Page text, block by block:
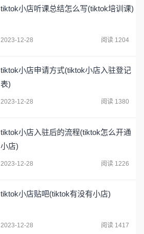
tiktok小店听课总结怎么写(tiktok培训课)
2023-12-28 阅读 1204
tiktok小店申请方式(tiktok小店入驻登记
表)
2023-12-28 阅读 1380
tiktok小店入驻后的流程(tiktok怎么开通
小店)
2023-12-28 阅读 1226
tiktok小店贴吧(tiktok有没有小店)
2023-12-28 阅读 1417